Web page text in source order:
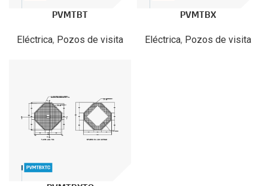
PVMTBT
Eléctrica, Pozos de visita
PVMTBX
Eléctrica, Pozos de visita